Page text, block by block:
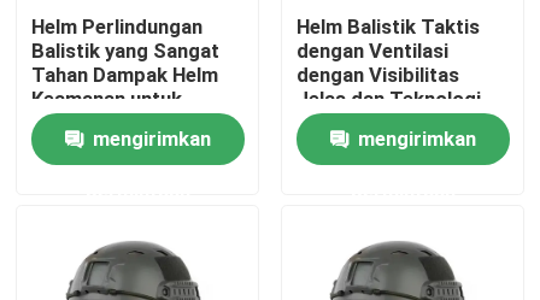
Produk
Helm Perlindungan
Balistik yang Sangat
Tahan Dampak Helm
Keamanan untuk
Perlindungan Tahan
Dampakmengirimkan
Helm Balistik Taktis
dengan Ventilasi
dengan Visibilitas
Jelas dan Teknologi
Anti-Spall
mengirimkan